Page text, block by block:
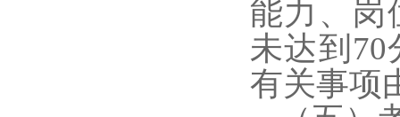
能力、岗
未达到 70
有关事项